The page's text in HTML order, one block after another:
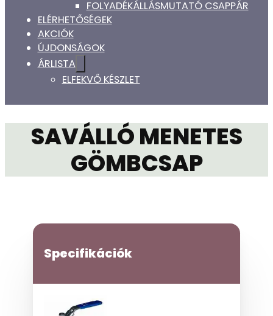
FOLYADÉKÁLLÁSMUTATÓ CSAPPÁR
ELÉRHETŐSÉGEK
AKCIÓK
ÚJDONSÁGOK
ÁRLISTA
ELFEKVŐ KÉSZLET
SAVÁLLÓ MENETES
GÖMBCSAP
Specifikációk